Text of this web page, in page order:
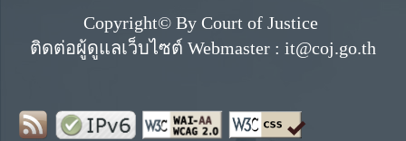
Copyright© By Court of Justice
ติดต่อผู้ดูแลเว็บไซต์ Webmaster : it@coj.go.th